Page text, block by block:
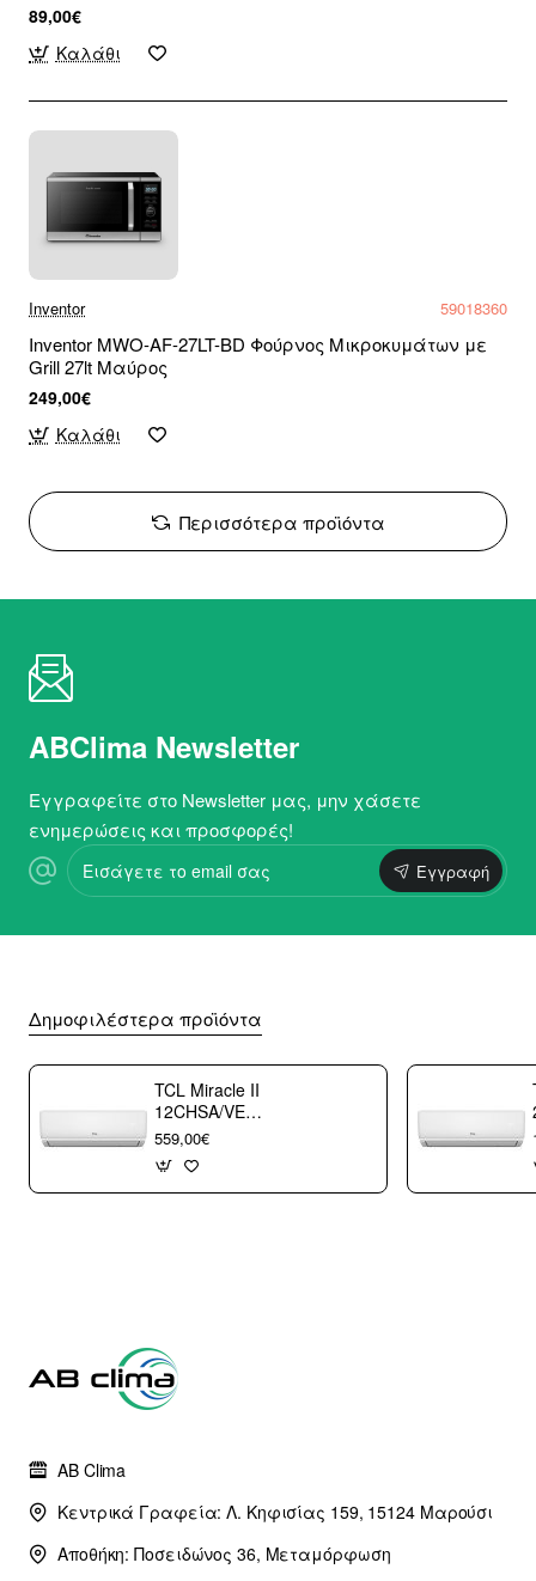
89,00€
Καλάθι
Inventor 59018360
Inventor MWO-AF-27LT-BD Φούρνος Μικροκυμάτων με
Grill 27lt Μαύρος
249,00€
Καλάθι
Περισσότερα προϊόντα
ABClima Newsletter
Εγγραφείτε στο Newsletter μας, μην χάσετε
ενημερώσεις και προσφορές!
Εισάγετε
το
email
Εγγραφή
Δημοφιλέστερα προϊόντα
TCL Miracle II
12CHSA/VE
Κλιματιστικό
Τοίχου 12000 btu/h
με WiFi A++/A+++
με 10 χρόνια
559,00€
AB Clima
Κεντρικά Γραφεία: Λ. Κηφισίας 159, 15124 Μαρούσι
Αποθήκη: Ποσειδώνος 36, Μεταμόρφωση